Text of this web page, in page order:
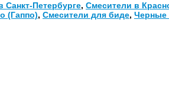
Санкт-Петербурге, Смесители в
(Гаппо), Смесители для биде, Черные